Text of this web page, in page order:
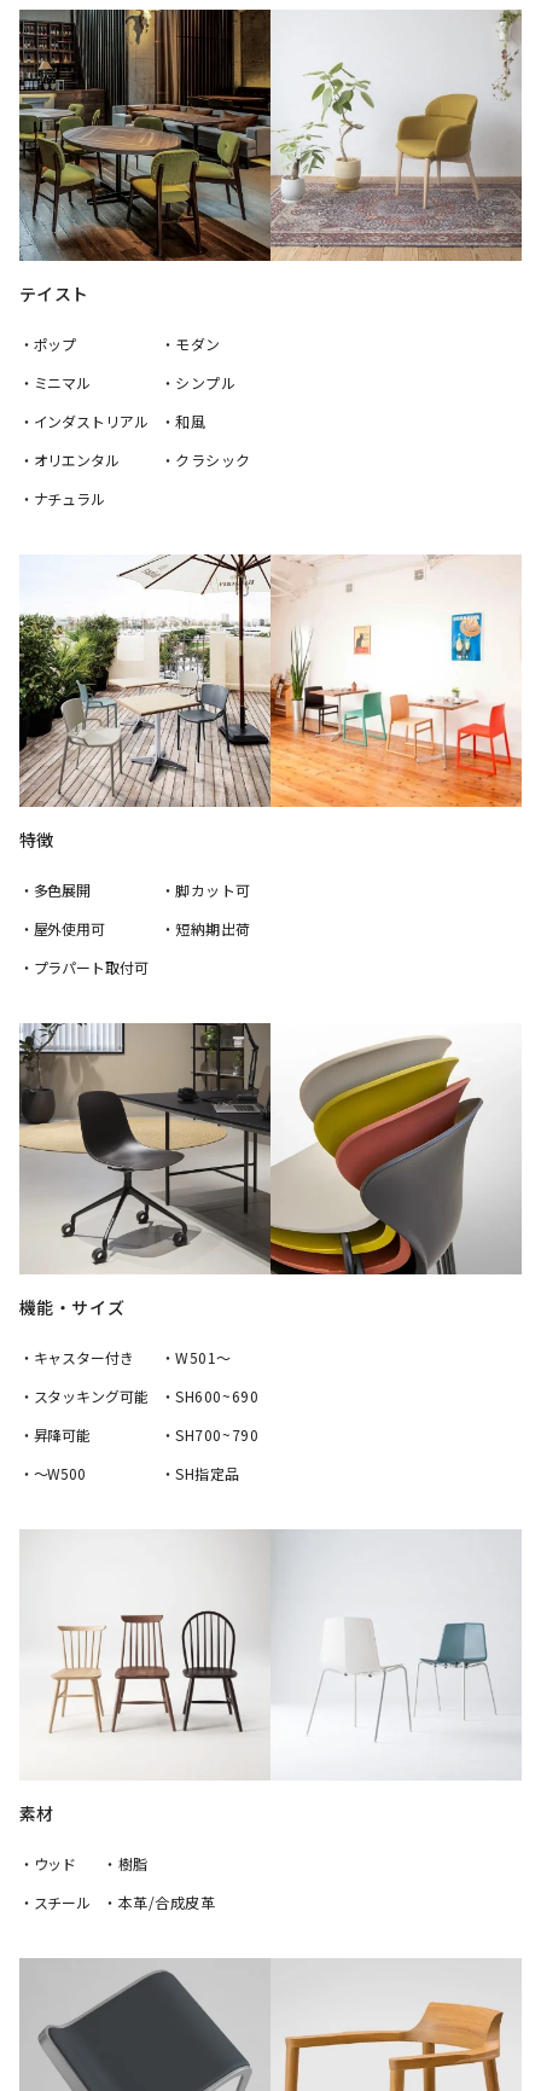
テイスト
・ポップ
・ミニマル
・インダストリアル
・オリエンタル
・ナチュラル
・モダン
・シンプル
・和風
・クラシック
特徴
・多色展開
・屋外使用可
・プラパート取付可
・脚カット可
・短納期出荷
機能・サイズ
・キャスター付き
・スタッキング可能
・昇降可能
・〜W500
・W501〜
・SH600~690
・SH700~790
・SH指定品
素材
・ウッド
・スチール
・樹脂
・本革/合成皮革